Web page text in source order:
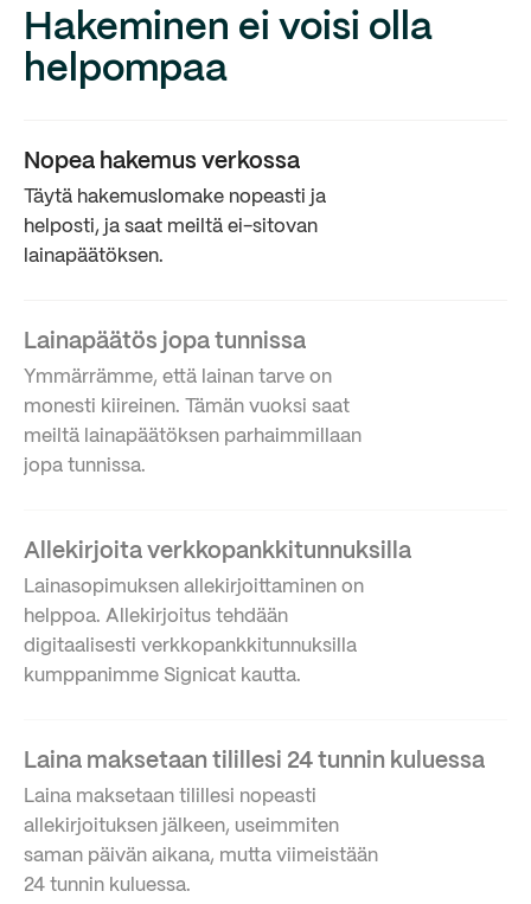
Hakeminen ei voisi olla
helpompaa
Nopea hakemus verkossa
Täytä hakemuslomake nopeasti ja
helposti, ja saat meiltä ei-sitovan
lainapäätöksen.
Lainapäätös jopa tunnissa
Ymmärrämme, että lainan tarve on
monesti kiireinen. Tämän vuoksi saat
meiltä lainapäätöksen parhaimmillaan
jopa tunnissa.
Allekirjoita verkkopankkitunnuksilla
Lainasopimuksen allekirjoittaminen on
helppoa. Allekirjoitus tehdään
digitaalisesti verkkopankkitunnuksilla
kumppanimme Signicat kautta.
Laina maksetaan tilillesi 24 tunnin kuluessa
Laina maksetaan tilillesi nopeasti
allekirjoituksen jälkeen, useimmiten
saman päivän aikana, mutta viimeistään
24 tunnin kuluessa.